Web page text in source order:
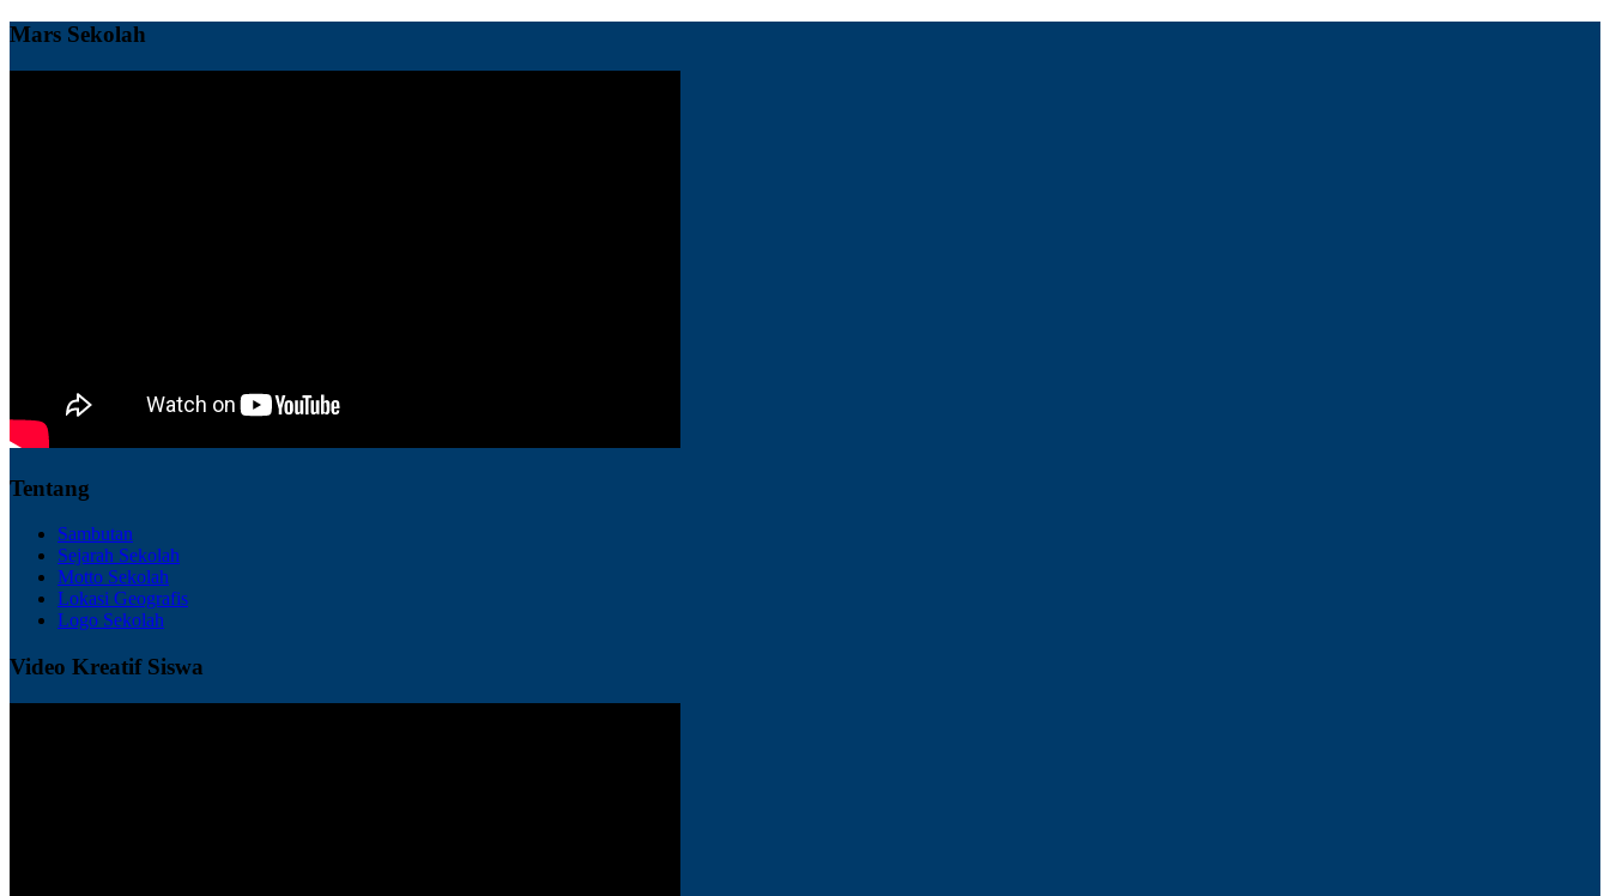
Mars Sekolah
Tentang
Sambutan
Sejarah Sekolah
Motto Sekolah
Lokasi Geografis
Logo Sekolah
Video Kreatif Siswa